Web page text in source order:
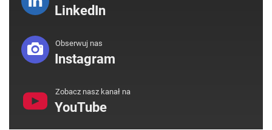
LinkedIn
Obserwuj nas
Instagram
Zobacz nasz kanał na
YouTube